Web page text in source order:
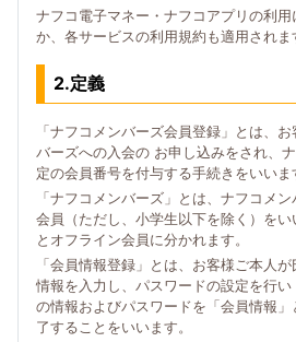
ナフコ電子マネー・ナフコアプリの利
か、各サービスの利用規約も適用されま
2.定義
「ナフコメンバーズ会員登録」とは、
バーズへの入会の お申し込みをされ、
定の会員番号を付与する手続きをいいま
「ナフコメンバーズ」とは、ナフコメ
会員（ただし、小学生以下を除く）を
とオフライン会員に分かれます。
「会員情報登録」とは、お客様ご本人
情報を入力し、パスワードの設定を行
の情報およびパスワードを「会員情報
了することをいいます。